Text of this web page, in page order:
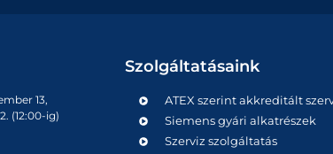
13,
(12:00-ig)
Szolgáltatásaink
ATEX szerint akkreditált
Siemens gyári alkatrészek
Szerviz szolgáltatás